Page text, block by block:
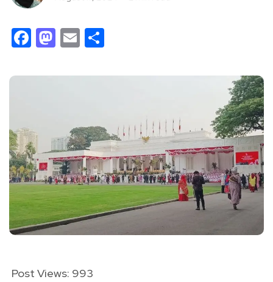
Facebook
Mastodon
Email
Post Views: 993